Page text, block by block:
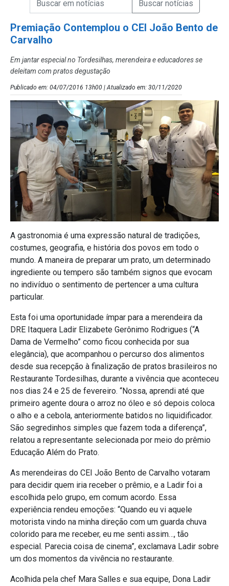
Premiação Contemplou o CEI João Bento de
Carvalho
Em jantar especial no Tordesilhas, merendeira e educadores se
deleitam com pratos degustação
Publicado em: 04/07/2016 13h00 | Atualizado em: 30/11/2020
A gastronomia é uma expressão natural de tradições,
costumes, geografia, e história dos povos em todo o
mundo. A maneira de preparar um prato, um determinado
ingrediente ou tempero são também signos que evocam
no indivíduo o sentimento de pertencer a uma cultura
particular.
Esta foi uma oportunidade ímpar para a merendeira da
DRE Itaquera Ladir Elizabete Gerônimo Rodrigues (“A
Dama de Vermelho” como ficou conhecida por sua
elegância), que acompanhou o percurso dos alimentos
desde sua recepção à finalização de pratos brasileiros no
Restaurante Tordesilhas, durante a vivência que aconteceu
nos dias 24 e 25 de fevereiro. “Nossa, aprendi até que
primeiro agente doura o arroz no óleo e só depois coloca
o alho e a cebola, anteriormente batidos no liquidificador.
São segredinhos simples que fazem toda a diferença”,
relatou a representante selecionada por meio do prêmio
Educação Além do Prato.
As merendeiras do CEI João Bento de Carvalho votaram
para decidir quem iria receber o prêmio, e a Ladir foi a
escolhida pelo grupo, em comum acordo. Essa
experiência rendeu emoções: “Quando eu vi aquele
motorista vindo na minha direção com um guarda chuva
colorido para me receber, eu me senti assim…, tão
especial. Parecia coisa de cinema”, exclamava Ladir sobre
um dos momentos da vivência no restaurante.
Acolhida pela chef Mara Salles e sua equipe, Dona Ladir